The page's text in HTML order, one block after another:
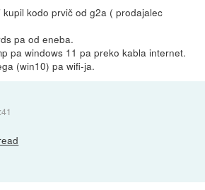
kodo prvič od g2a ( prodajalec
pa od eneba.
pa windows 11 pa preko kabla internet.
(win10) pa wifi-ja.